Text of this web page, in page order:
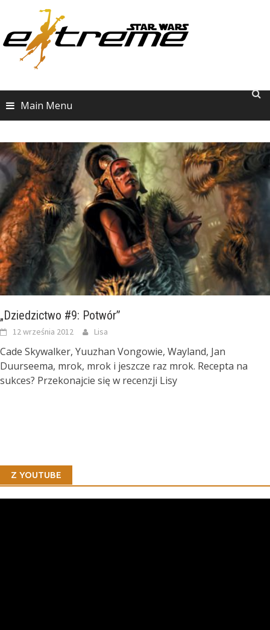
content
Main Menu
„Dziedzictwo #9: Potwór”
12 września 2012 Lisa
Cade Skywalker, Yuuzhan Vongowie, Wayland, Jan
Duurseema, mrok, mrok i jeszcze raz mrok. Recepta na
sukces? Przekonajcie się w recenzji Lisy
Z YOUTUBE